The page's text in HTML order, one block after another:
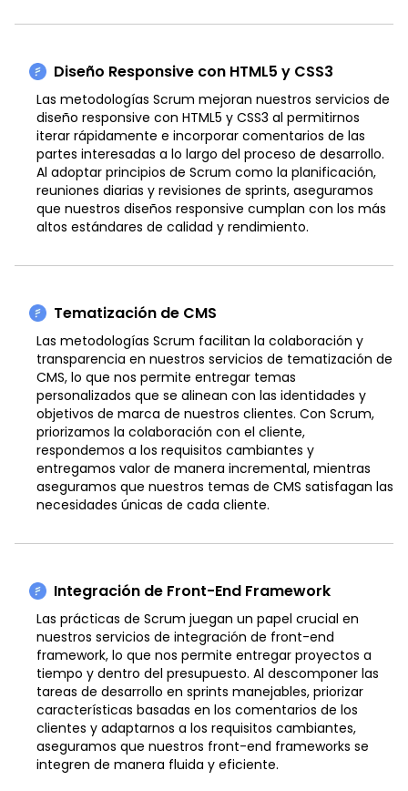
Diseño Responsive con HTML5 y CSS3
Las metodologías Scrum mejoran nuestros servicios de
diseño responsive con HTML5 y CSS3 al permitirnos
iterar rápidamente e incorporar comentarios de las
partes interesadas a lo largo del proceso de desarrollo.
Al adoptar principios de Scrum como la planificación,
reuniones diarias y revisiones de sprints, aseguramos
que nuestros diseños responsive cumplan con los más
altos estándares de calidad y rendimiento.
Tematización de CMS
Las metodologías Scrum facilitan la colaboración y
transparencia en nuestros servicios de tematización de
CMS, lo que nos permite entregar temas
personalizados que se alinean con las identidades y
objetivos de marca de nuestros clientes. Con Scrum,
priorizamos la colaboración con el cliente,
respondemos a los requisitos cambiantes y
entregamos valor de manera incremental, mientras
aseguramos que nuestros temas de CMS satisfagan las
necesidades únicas de cada cliente.
Integración de Front-End Framework
Las prácticas de Scrum juegan un papel crucial en
nuestros servicios de integración de front-end
framework, lo que nos permite entregar proyectos a
tiempo y dentro del presupuesto. Al descomponer las
tareas de desarrollo en sprints manejables, priorizar
características basadas en los comentarios de los
clientes y adaptarnos a los requisitos cambiantes,
aseguramos que nuestros front-end frameworks se
integren de manera fluida y eficiente.